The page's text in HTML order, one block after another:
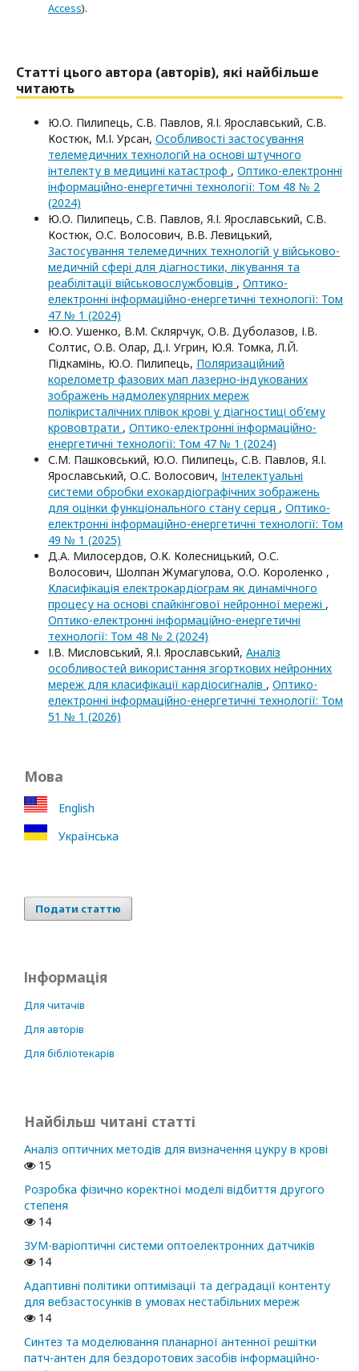
Access).
Статті цього автора (авторів), які найбільше
читають
Ю.О. Пилипець, С.В. Павлов, Я.І. Ярославський, С.В.
Костюк, М.І. Урсан, Особливості застосування
телемедичних технологій на основі штучного
інтелекту в медицині катастроф , Оптико-електроннi
iнформацiйно-енергетичнi технологiї: Том 48 № 2
(2024)
Ю.О. Пилипець, С.В. Павлов, Я.І. Ярославський, С.В.
Костюк, О.C. Волосович, В.В. Левицький,
Застосування телемедичних технологій у військово-
медичній сфері для діагностики, лікування та
реабілітації військовослужбовців , Оптико-
електроннi iнформацiйно-енергетичнi технологiї: Том
47 № 1 (2024)
Ю.О. Ушенко, В.М. Склярчук, О.В. Дуболазов, І.В.
Солтис, О.В. Олар, Д.І. Угрин, Ю.Я. Томка, Л.Й.
Підкамінь, Ю.О. Пилипець, Поляризаційний
корелометр фазових мап лазерно-індукованих
зображень надмолекулярних мереж
полікристалічних плівок крові у діагностиці об’єму
крововтрати , Оптико-електроннi iнформацiйно-
енергетичнi технологiї: Том 47 № 1 (2024)
С.М. Пашковський, Ю.О. Пилипець, С.В. Павлов, Я.І.
Ярославський, О.С. Волосович, Інтелектуальні
системи обробки ехокардіографічних зображень
для оцінки функціонального стану серця , Оптико-
електроннi iнформацiйно-енергетичнi технологiї: Том
49 № 1 (2025)
Д.А. Милосердов, О.К. Колесницький, О.С.
Волосович, Шолпан Жумагулова, О.О. Короленко ,
Класифікація електрокардіограм як динамічного
процесу на основі спайкінгової нейронної мережі ,
Оптико-електроннi iнформацiйно-енергетичнi
технологiї: Том 48 № 2 (2024)
І.В. Мисловський, Я.І. Ярославський, Аналіз
особливостей використання згорткових нейронних
мереж для класифікації кардіосигналів , Оптико-
електроннi iнформацiйно-енергетичнi технологiї: Том
51 № 1 (2026)
Мова
English
Українська
Подати статтю
Інформація
Для читачів
Для авторів
Для бібліотекарів
Найбільш читані статті
Аналіз оптичних методів для визначення цукру в крові
15
Розробка фізично коректної моделі відбиття другого
степеня
14
ЗУМ-варіоптичні системи оптоелектронних датчиків
14
Адаптивні політики оптимізації та деградації контенту
для вебзастосунків в умовах нестабільних мереж
14
Синтез та моделювання планарної антенної решітки
патч-антен для бездоротових засобів інформаційно-